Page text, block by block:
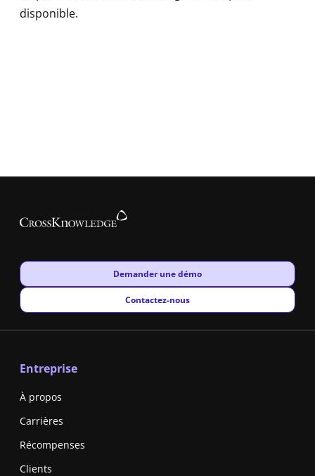
disponible.
New window
Demander une démo
New window
Contactez-nous
Entreprise
À propos
Carrières
Récompenses
Clients